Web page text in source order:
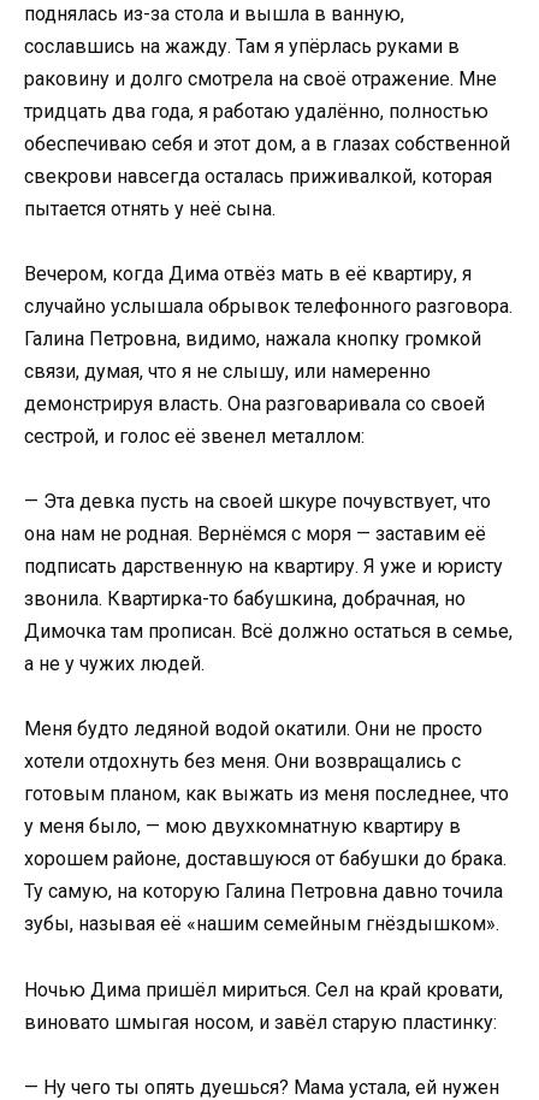
поднялась из-за стола и вышла в ванную,
сославшись на жажду. Там я упёрлась руками в
раковину и долго смотрела на своё отражение. Мне
тридцать два года, я работаю удалённо, полностью
обеспечиваю себя и этот дом, а в глазах собственной
свекрови навсегда осталась приживалкой, которая
пытается отнять у неё сына.
Вечером, когда Дима отвёз мать в её квартиру, я
случайно услышала обрывок телефонного разговора.
Галина Петровна, видимо, нажала кнопку громкой
связи, думая, что я не слышу, или намеренно
демонстрируя власть. Она разговаривала со своей
сестрой, и голос её звенел металлом:
— Эта девка пусть на своей шкуре почувствует, что
она нам не родная. Вернёмся с моря — заставим её
подписать дарственную на квартиру. Я уже и юристу
звонила. Квартирка-то бабушкина, добрачная, но
Димочка там прописан. Всё должно остаться в семье,
а не у чужих людей.
Меня будто ледяной водой окатили. Они не просто
хотели отдохнуть без меня. Они возвращались с
готовым планом, как выжать из меня последнее, что
у меня было, — мою двухкомнатную квартиру в
хорошем районе, доставшуюся от бабушки до брака.
Ту самую, на которую Галина Петровна давно точила
зубы, называя её «нашим семейным гнёздышком».
Ночью Дима пришёл мириться. Сел на край кровати,
виновато шмыгая носом, и завёл старую пластинку:
— Ну чего ты опять дуешься? Мама устала, ей нужен